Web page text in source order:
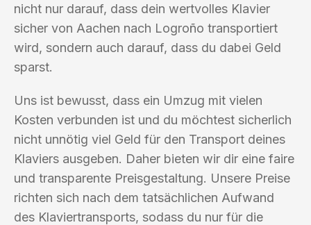
nicht nur darauf, dass dein wertvolles Klavier
sicher von Aachen nach Logroño transportiert
wird, sondern auch darauf, dass du dabei Geld
sparst.
Uns ist bewusst, dass ein Umzug mit vielen
Kosten verbunden ist und du möchtest sicherlich
nicht unnötig viel Geld für den Transport deines
Klaviers ausgeben. Daher bieten wir dir eine faire
und transparente Preisgestaltung. Unsere Preise
richten sich nach dem tatsächlichen Aufwand
des Klaviertransports, sodass du nur für die